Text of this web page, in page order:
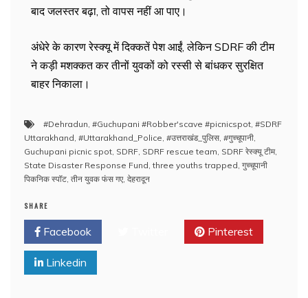
बाद जलस्तर बढ़ा, तो वापस नहीं आ पाए।
अंधेरे के कारण रेस्क्यू में दिक्कतें पेश आईं, लेकिन SDRF की टीम
ने कड़ी मशक्कत कर तीनों युवकों को रस्सी से बांधकर सुरक्षित
बाहर निकाला।
#Dehradun, #Guchupani #Robber'scave #picnicspot, #SDRF
Uttarakhand, #Uttarakhand_Police, #उत्तराखंड_पुलिस, #गुच्चूपानी,
Guchupani picnic spot, SDRF, SDRF rescue team, SDRF रेस्क्यू टीम,
State Disaster Response Fund,three youths trapped, गुच्चूपानी
पिकनिक स्पॉट, तीन युवक फंस गए, देहरादून
SHARE
Facebook Pinterest
Linkedin